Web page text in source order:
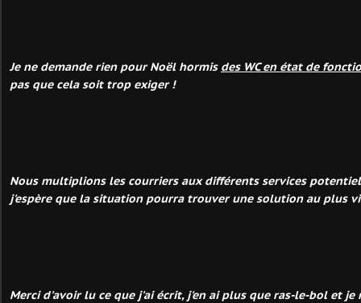
Je ne demande rien pour Noël hormis des WC en état de
pas que cela soit trop exiger !
Nous multiplions les courriers aux différents services
j'espère que la situation pourra trouver une solution au plus
Merci d'avoir lu ce que j'ai écrit, j'en ai plus que ras-le-bol et je